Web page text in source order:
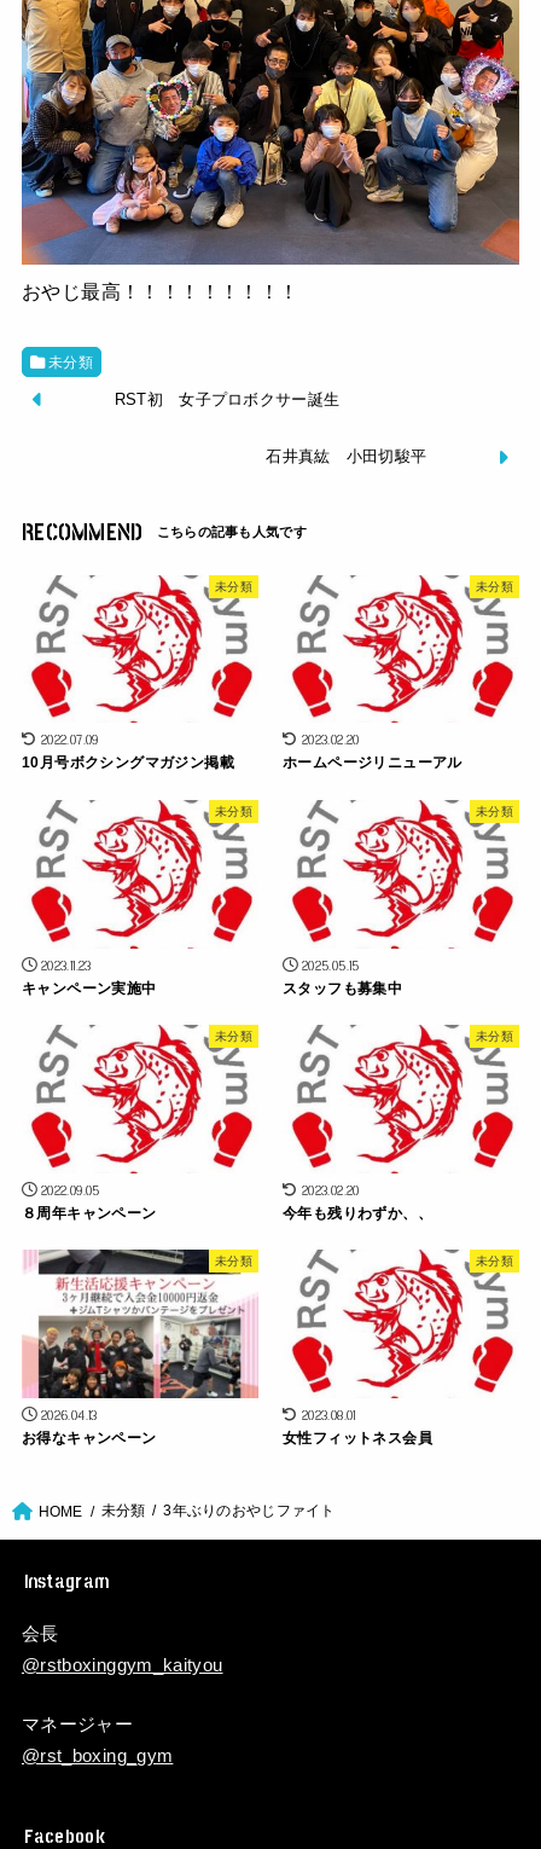
おやじ最高！！！！！！！！！
未分類
RST初 女子プロボクサー誕生
石井真紘 小田切駿平
RECOMMEND
未分類
2022.07.09
10月号ボクシングマガジン掲載
未分類
2023.02.20
ホームページリニューアル
未分類
2023.11.23
キャンペーン実施中
未分類
2025.05.15
スタッフも募集中
未分類
2022.09.05
８周年キャンペーン
未分類
2023.02.20
今年も残りわずか、、
未分類
2026.04.13
お得なキャンペーン
未分類
2023.08.01
女性フィットネス会員
HOME 未分類 3年ぶりのおやじファイト
Instagram
会長
@rstboxinggym_kaityou
マネージャー
@rst_boxing_gym
Facebook